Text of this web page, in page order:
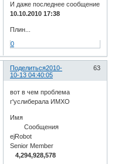
И даже последнее сообщение
10.10.2010 17:38
Плин...
0
Поделиться 63
2010-
10-13 04:40:05
вот в чем проблема
г'услиберала ИМХО
Имя
Сообщения
ejRobot
Senior Member
4,294,928,578